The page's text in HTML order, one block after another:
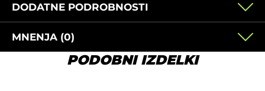
DODATNE PODROBNOSTI
MNENJA (0)
PODOBNI IZDELKI